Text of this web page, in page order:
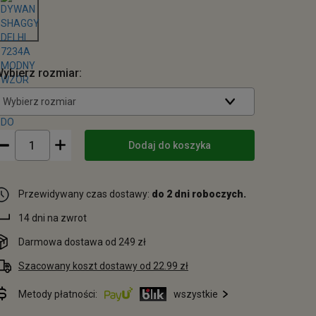
rozmiar:
Wybierz rozmiar
Dodaj do koszyka
Przewidywany czas dostawy: do 2 dni roboczych.
14 dni na zwrot
Darmowa dostawa od 249 zł
Szacowany koszt dostawy od 22.99 zł
Metody płatności: wszystkie